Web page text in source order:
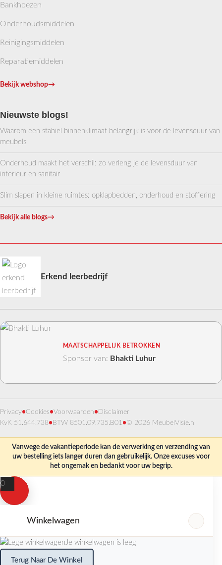
Bankhoezen
Onderhoudsmiddelen
Reinigingsmiddelen
Reparatiemiddelen
Bekijk webshop→
Nieuwste blogs!
Waarom een stabiel binnenklimaat belangrijk is voor de levensduur van
meubels
Onderhoud maakt het verschil: zo verleng je de levensduur van
interieur en sanitair
Slim slapen in kleine ruimtes: opklapbedden, onderhoud en stoffering
Bekijk alle blogs→
Erkend leerbedrijf
MAATSCHAPPELIJK BETROKKEN
Sponsor van: Bhakti Luhur
Privacy•Cookies•Voorwaarden• Disclaimer
KvK 51.644.738• BTW 8501.09.735.B01 •© 2026 MeubelVisie.nl
Vanwege de vakantieperiode kan de verwerking en verzending van
uw bestelling iets langer duren dan gebruikelijk. Onze excuses voor
het ongemak en bedankt voor uw begrip.
0
Winkelwagen
Je winkelwagen is leeg
Terug Naar De Winkel